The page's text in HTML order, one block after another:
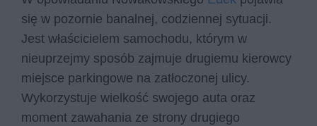
się w pozornie banalnej, codziennej sytuacji.
Jest właścicielem samochodu, którym w
nieuprzejmy sposób zajmuje drugiemu kierowcy
miejsce parkingowe na zatłoczonej ulicy.
Wykorzystuje wielkość swojego auta oraz
moment zawahania ze strony drugiego